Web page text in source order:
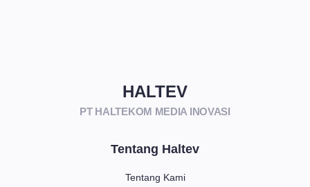
HALTEV​
PT HALTEKOM MEDIA INOVASI
Tentang Haltev
Tentang Kami